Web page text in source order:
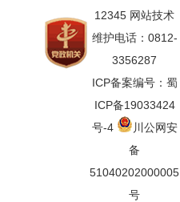
12345 网站技术
维护电话：0812-
3356287
ICP备案编号：蜀
ICP备19033424
号-4
川公网安
备
51040202000005
号